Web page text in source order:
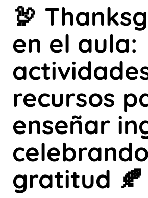
🦃
en el aula:
recursos
enseñar
gratitud 🍂